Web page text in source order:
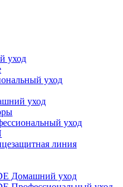
уход
уход
уход
уход
линия
Домашний уход